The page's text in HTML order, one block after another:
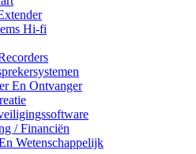
Hi-fi
En Ontvanger
/ Financiën
Wetenschappelijk